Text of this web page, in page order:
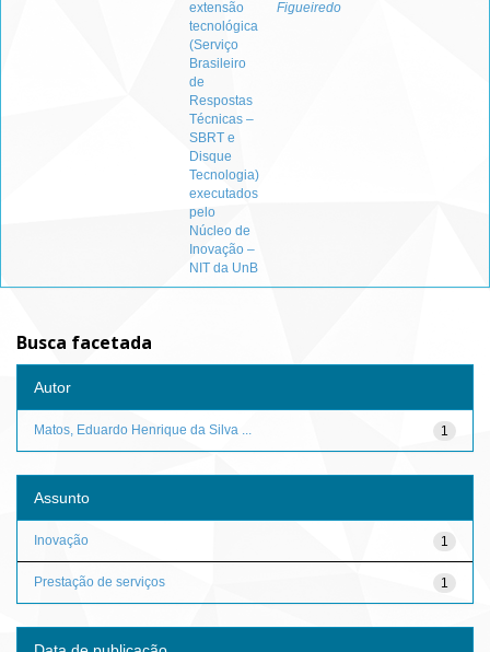
extensão
tecnológica
(Serviço
Brasileiro
de
Respostas
Técnicas –
SBRT e
Disque
Tecnologia)
executados
pelo
Núcleo de
Inovação –
NIT da UnB
Figueiredo
Busca facetada
Autor
1
Matos, Eduardo Henrique da Silva ...
Assunto
1
Inovação
1
Prestação de serviços